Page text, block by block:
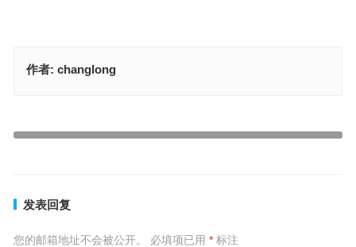
作者: changlong
发表回复
您的邮箱地址不会被公开。 必填项已用 *标注